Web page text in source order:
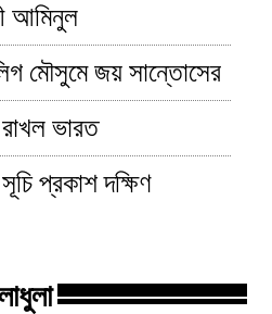
আমিনুল
মৌসুমে জয় সান্তোসের
রাখল ভারত
সূচি প্রকাশ দক্ষিণ